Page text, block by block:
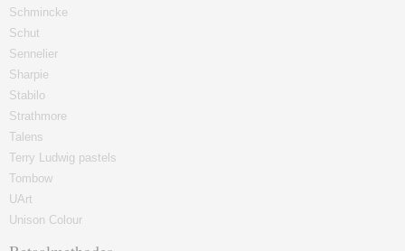
Schmincke
Schut
Sennelier
Sharpie
Stabilo
Strathmore
Talens
Terry Ludwig pastels
Tombow
UArt
Unison Colour